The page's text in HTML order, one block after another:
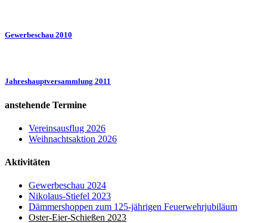
Gewerbeschau 2010
Jahreshauptversammlung 2011
anstehende Termine
Vereinsausflug 2026
Weihnachtsaktion 2026
Aktivitäten
Gewerbeschau 2024
Nikolaus-Stiefel 2023
Dämmershoppen zum 125-jährigen Feuerwehrjubiläum
Oster-Eier-Schießen 2023